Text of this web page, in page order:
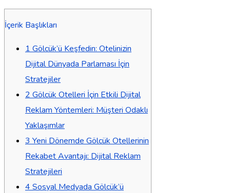
İçerik Başlıkları
1 Gölcük’ü Keşfedin: Otelinizin
Dijital Dünyada Parlaması İçin
Stratejiler
2 Gölcük Otelleri İçin Etkili Dijital
Reklam Yöntemleri: Müşteri Odaklı
Yaklaşımlar
3 Yeni Dönemde Gölcük Otellerinin
Rekabet Avantajı: Dijital Reklam
Stratejileri
4 Sosyal Medyada Gölcük’ü